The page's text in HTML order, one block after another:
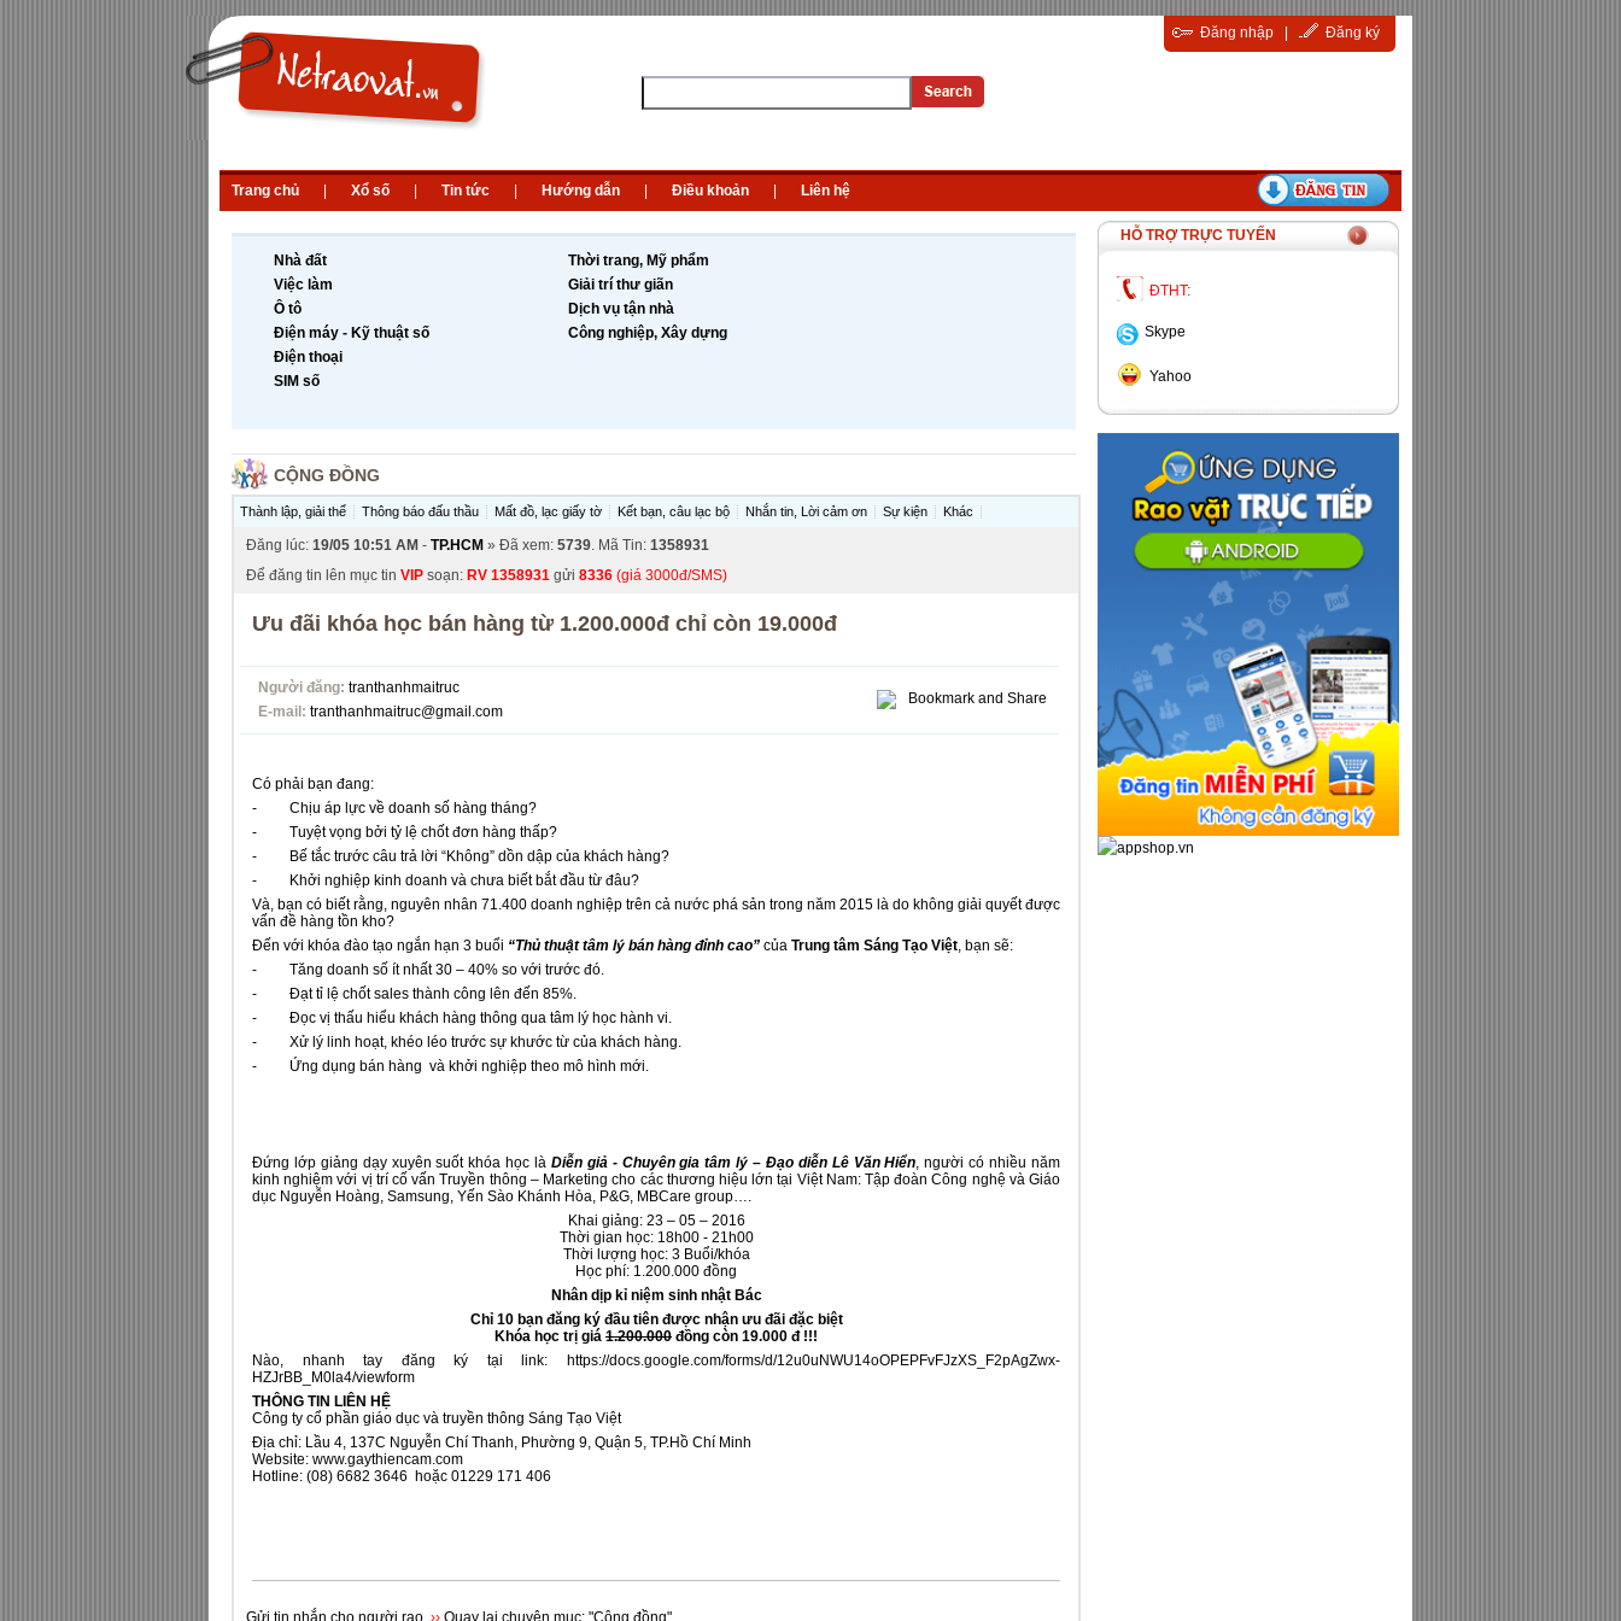
Đăng nhập Đăng ký
Trang chủ Xổ số Tin tức Hướng dẫn Điều khoản Liên hệ
Nhà đất
Việc làm
Ô tô
Điện máy - Kỹ thuật số
Điện thoại
SIM số
Thời trang, Mỹ phẩm
Giải trí thư giãn
Dịch vụ tận nhà
Công nghiệp, Xây dựng
CỘNG ĐỒNG
Thành lập, giải thể Thông báo đấu thầu Mất đồ, lạc giấy tờ Kết bạn, câu lạc bộ Nhắn tin, Lời cảm ơn Sự kiện Khác
Đăng lúc: 19/05 10:51 AM - TP.HCM » Đã xem: 5739. Mã Tin: 1358931
Để đăng tin lên mục tin VIP soạn: RV 1358931 gửi 8336 (giá 3000đ/SMS)
Ưu đãi khóa học bán hàng từ 1.200.000đ chỉ còn 19.000đ
Người đăng: tranthanhmaitruc
E-mail: tranthanhmaitruc@gmail.com
Có phải bạn đang:
- Chịu áp lực về doanh số hàng tháng?
- Tuyệt vọng bởi tỷ lệ chốt đơn hàng thấp?
- Bế tắc trước câu trả lời “Không” dồn dập của khách hàng?
- Khởi nghiệp kinh doanh và chưa biết bắt đầu từ đâu?
Và, bạn có biết rằng, nguyên nhân 71.400 doanh nghiệp trên cả nước phá sản trong năm 2015 là do không giải quyết được
vấn đề hàng tồn kho?
Đến với khóa đào tạo ngắn hạn 3 buổi “Thủ thuật tâm lý bán hàng đỉnh cao” của Trung tâm Sáng Tạo Việt, bạn sẽ:
- Tăng doanh số ít nhất 30 – 40% so với trước đó.
- Đạt tỉ lệ chốt sales thành công lên đến 85%.
- Đọc vị thấu hiểu khách hàng thông qua tâm lý học hành vi.
- Xử lý linh hoạt, khéo léo trước sự khước từ của khách hàng.
- Ứng dụng bán hàng và khởi nghiệp theo mô hình mới.
Đứng lớp giảng dạy xuyên suốt khóa học là Diễn giả - Chuyên gia tâm lý – Đạo diễn Lê Văn Hiển, người có nhiều năm
kinh nghiệm với vị trí cố vấn Truyền thông – Marketing cho các thương hiệu lớn tại Việt Nam: Tập đoàn Công nghệ và Giáo
dục Nguyễn Hoàng, Samsung, Yến Sào Khánh Hòa, P&G, MBCare group….
Khai giảng: 23 – 05 – 2016
Thời gian học: 18h00 - 21h00
Thời lượng học: 3 Buổi/khóa
Học phí: 1.200.000 đồng
Nhân dịp kỉ niệm sinh nhật Bác
Chỉ 10 bạn đăng ký đầu tiên được nhận ưu đãi đặc biệt
Khóa học trị giá 1.200.000 đồng còn 19.000 đ !!!
Nào, nhanh tay đăng ký tại link: https://docs.google.com/forms/d/12u0uNWU14oOPEPFvFJzXS_F2pAgZwx-
HZJrBB_M0la4/viewform
THÔNG TIN LIÊN HỆ
Công ty cổ phần giáo dục và truyền thông Sáng Tạo Việt
Địa chỉ: Lầu 4, 137C Nguyễn Chí Thanh, Phường 9, Quận 5, TP.Hồ Chí Minh
Website: www.gaythiencam.com
Hotline: (08) 6682 3646 hoặc 01229 171 406
Gửi tin nhắn cho người rao ›› Quay lại chuyên mục: "Cộng đồng"
HỖ TRỢ TRỰC TUYẾN
ĐTHT:
Skype
Yahoo